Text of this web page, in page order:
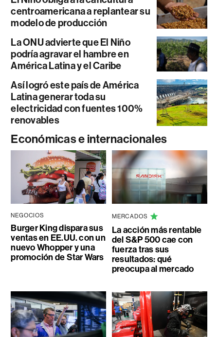
centroamericana a replantear su
modelo de producción
La ONU advierte que El Niño
podría agravar el hambre en
América Latina y el Caribe
Así logró este país de América
Latina generar toda su
electricidad con fuentes 100%
renovables
Económicas e internacionales
NEGOCIOS
Burger King dispara sus
ventas en EE.UU. con un
nuevo Whopper y una
promoción de Star Wars
MERCADOS
La acción más rentable
del S&P 500 cae con
fuerza tras sus
resultados: qué
preocupa al mercado